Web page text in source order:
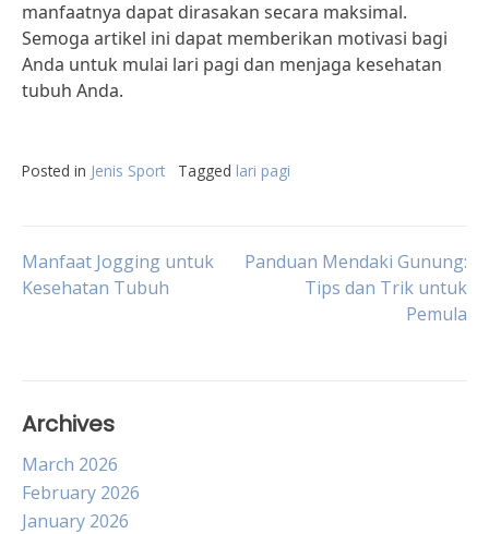
manfaatnya dapat dirasakan secara maksimal.
Semoga artikel ini dapat memberikan motivasi bagi
Anda untuk mulai lari pagi dan menjaga kesehatan
tubuh Anda.
Posted in Jenis Sport Tagged lari pagi
Post
Manfaat Jogging untuk
Kesehatan Tubuh
Panduan Mendaki Gunung:
Tips dan Trik untuk
Pemula
Archives
March 2026
February 2026
January 2026